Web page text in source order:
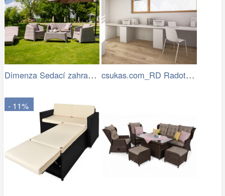
Dimenza Sedací zahradní souprava… csukas.com_RD Radotin_020.jpg
- 11%